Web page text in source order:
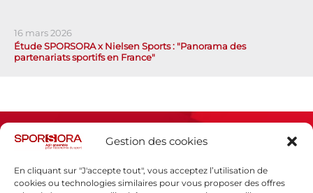
Gestion des cookies
En cliquant sur "J'accepte tout", vous acceptez l’utilisation de
cookies ou technologies similaires pour vous proposer des offres
16 mars 2026
Étude SPORSORA x Nielsen Sports : "Panorama des
partenariats sportifs en France"